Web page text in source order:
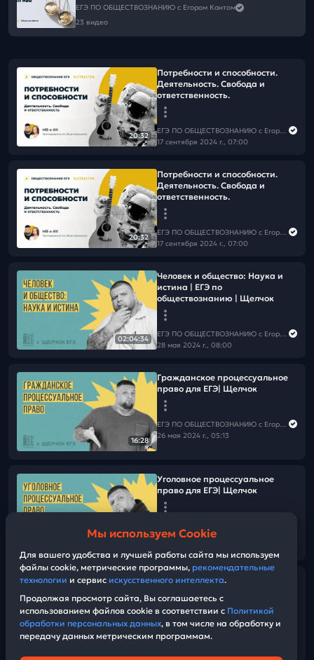
ЕГЭ ПО ОБЩЕСТВОЗНАНИЮ c Егором Кантом
23 видео
20:32
Потребности и способности.
Деятельность. Свобода и
ответственность.
ЕГЭ ПО ОБЩЕСТВОЗНАНИЮ c Егором Кантом
17 сентября 2024 г., 07:00
20:32
Потребности и способности.
Деятельность. Свобода и
ответственность.
ЕГЭ ПО ОБЩЕСТВОЗНАНИЮ c Егором Кантом
17 сентября 2024 г., 07:00
02:04:34
Человек и общество: Наука и
истина | ЕГЭ по
обществознанию | Щелчок
ЕГЭ ПО ОБЩЕСТВОЗНАНИЮ c Егором Кантом
28 мая 2024 г., 08:00
16:28
Гражданское процессуальное
право для ЕГЭ| Щелчок
ЕГЭ ПО ОБЩЕСТВОЗНАНИЮ c Егором Кантом
26 мая 2024 г., 05:13
Уголовное процессуальное
право для ЕГЭ| Щелчок
26 мая 2024 г., 05:03
24:53
Щелчок ЕГЭ 2024 по
контроль. Нормы и Санкции
Мы используем Cookie
Для вашего удобства и лучшей работы сайта мы используем
файлы cookie, метрические программы, рекомендательные
технологии и сервис искусственного интеллекта.
Продолжая просмотр сайта, Вы соглашаетесь с
использованием файлов cookie в соответствии с Политикой
обработки персональных данных, в том числе на обработку и
передачу данных метрическим программам.